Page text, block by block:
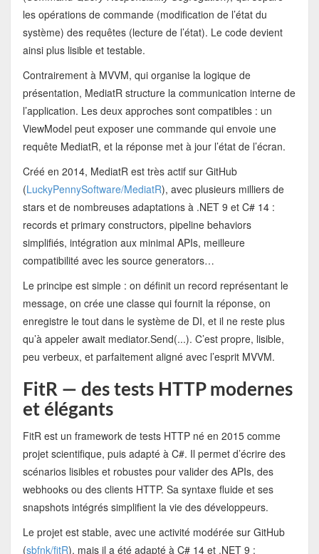
les opérations de commande (modification de l’état du
système) des requêtes (lecture de l’état). Le code devient
ainsi plus lisible et testable.
Contrairement à MVVM, qui organise la logique de
présentation, MediatR structure la communication interne de
l’application. Les deux approches sont compatibles : un
ViewModel peut exposer une commande qui envoie une
requête MediatR, et la réponse met à jour l’état de l’écran.
Créé en 2014, MediatR est très actif sur GitHub
(LuckyPennySoftware/MediatR), avec plusieurs milliers de
stars et de nombreuses adaptations à .NET 9 et C# 14 :
records et primary constructors, pipeline behaviors
simplifiés, intégration aux minimal APIs, meilleure
compatibilité avec les source generators…
Le principe est simple : on définit un record représentant le
message, on crée une classe qui fournit la réponse, on
enregistre le tout dans le système de DI, et il ne reste plus
qu’à appeler await mediator.Send(...). C’est propre, lisible,
peu verbeux, et parfaitement aligné avec l’esprit MVVM.
FitR — des tests HTTP modernes
et élégants
FitR est un framework de tests HTTP né en 2015 comme
projet scientifique, puis adapté à C#. Il permet d’écrire des
scénarios lisibles et robustes pour valider des APIs, des
webhooks ou des clients HTTP. Sa syntaxe fluide et ses
snapshots intégrés simplifient la vie des développeurs.
Le projet est stable, avec une activité modérée sur GitHub
(sbfnk/fitR), mais il a été adapté à C# 14 et .NET 9 :